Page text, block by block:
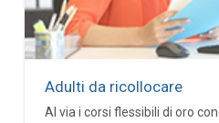
Adulti da ricollocare
Al via i corsi flessibili di oro